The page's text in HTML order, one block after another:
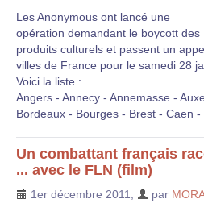
Les Anonymous ont lancé une
opération demandant le boycott des
produits culturels et passent un
villes de France pour le samedi 28
Voici la liste :
Angers - Annecy - Annemasse -
Bordeaux - Bourges - Brest - Caen
Un combattant français
... avec le FLN (film)
1er décembre 2011 par